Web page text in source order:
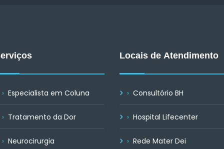
Especialista em Coluna
Tratamento da Dor
Neurocirurgia
Locais de Atendimento
Consultório BH
Hospital Lifecenter
Rede Mater Dei